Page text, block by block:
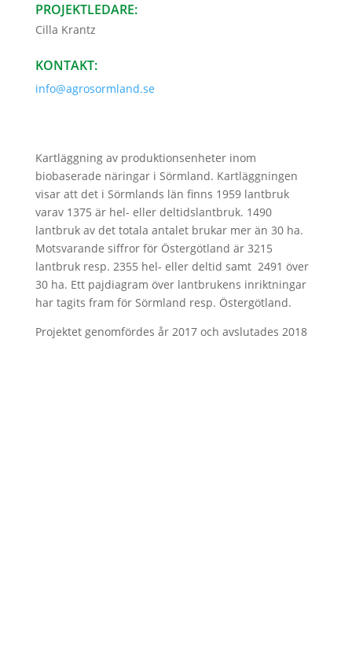
PROJEKTLEDARE:
Cilla Krantz
KONTAKT:
info@agrosormland.se
Kartläggning av produktionsenheter inom
biobaserade näringar i Sörmland. Kartläggningen
visar att det i Sörmlands län finns 1959 lantbruk
varav 1375 är hel- eller deltidslantbruk. 1490
lantbruk av det totala antalet brukar mer än 30 ha.
Motsvarande siffror för Östergötland är 3215
lantbruk resp. 2355 hel- eller deltid samt 2491 över
30 ha. Ett pajdiagram över lantbrukens inriktningar
har tagits fram för Sörmland resp. Östergötland.
Projektet genomfördes år 2017 och avslutades 2018